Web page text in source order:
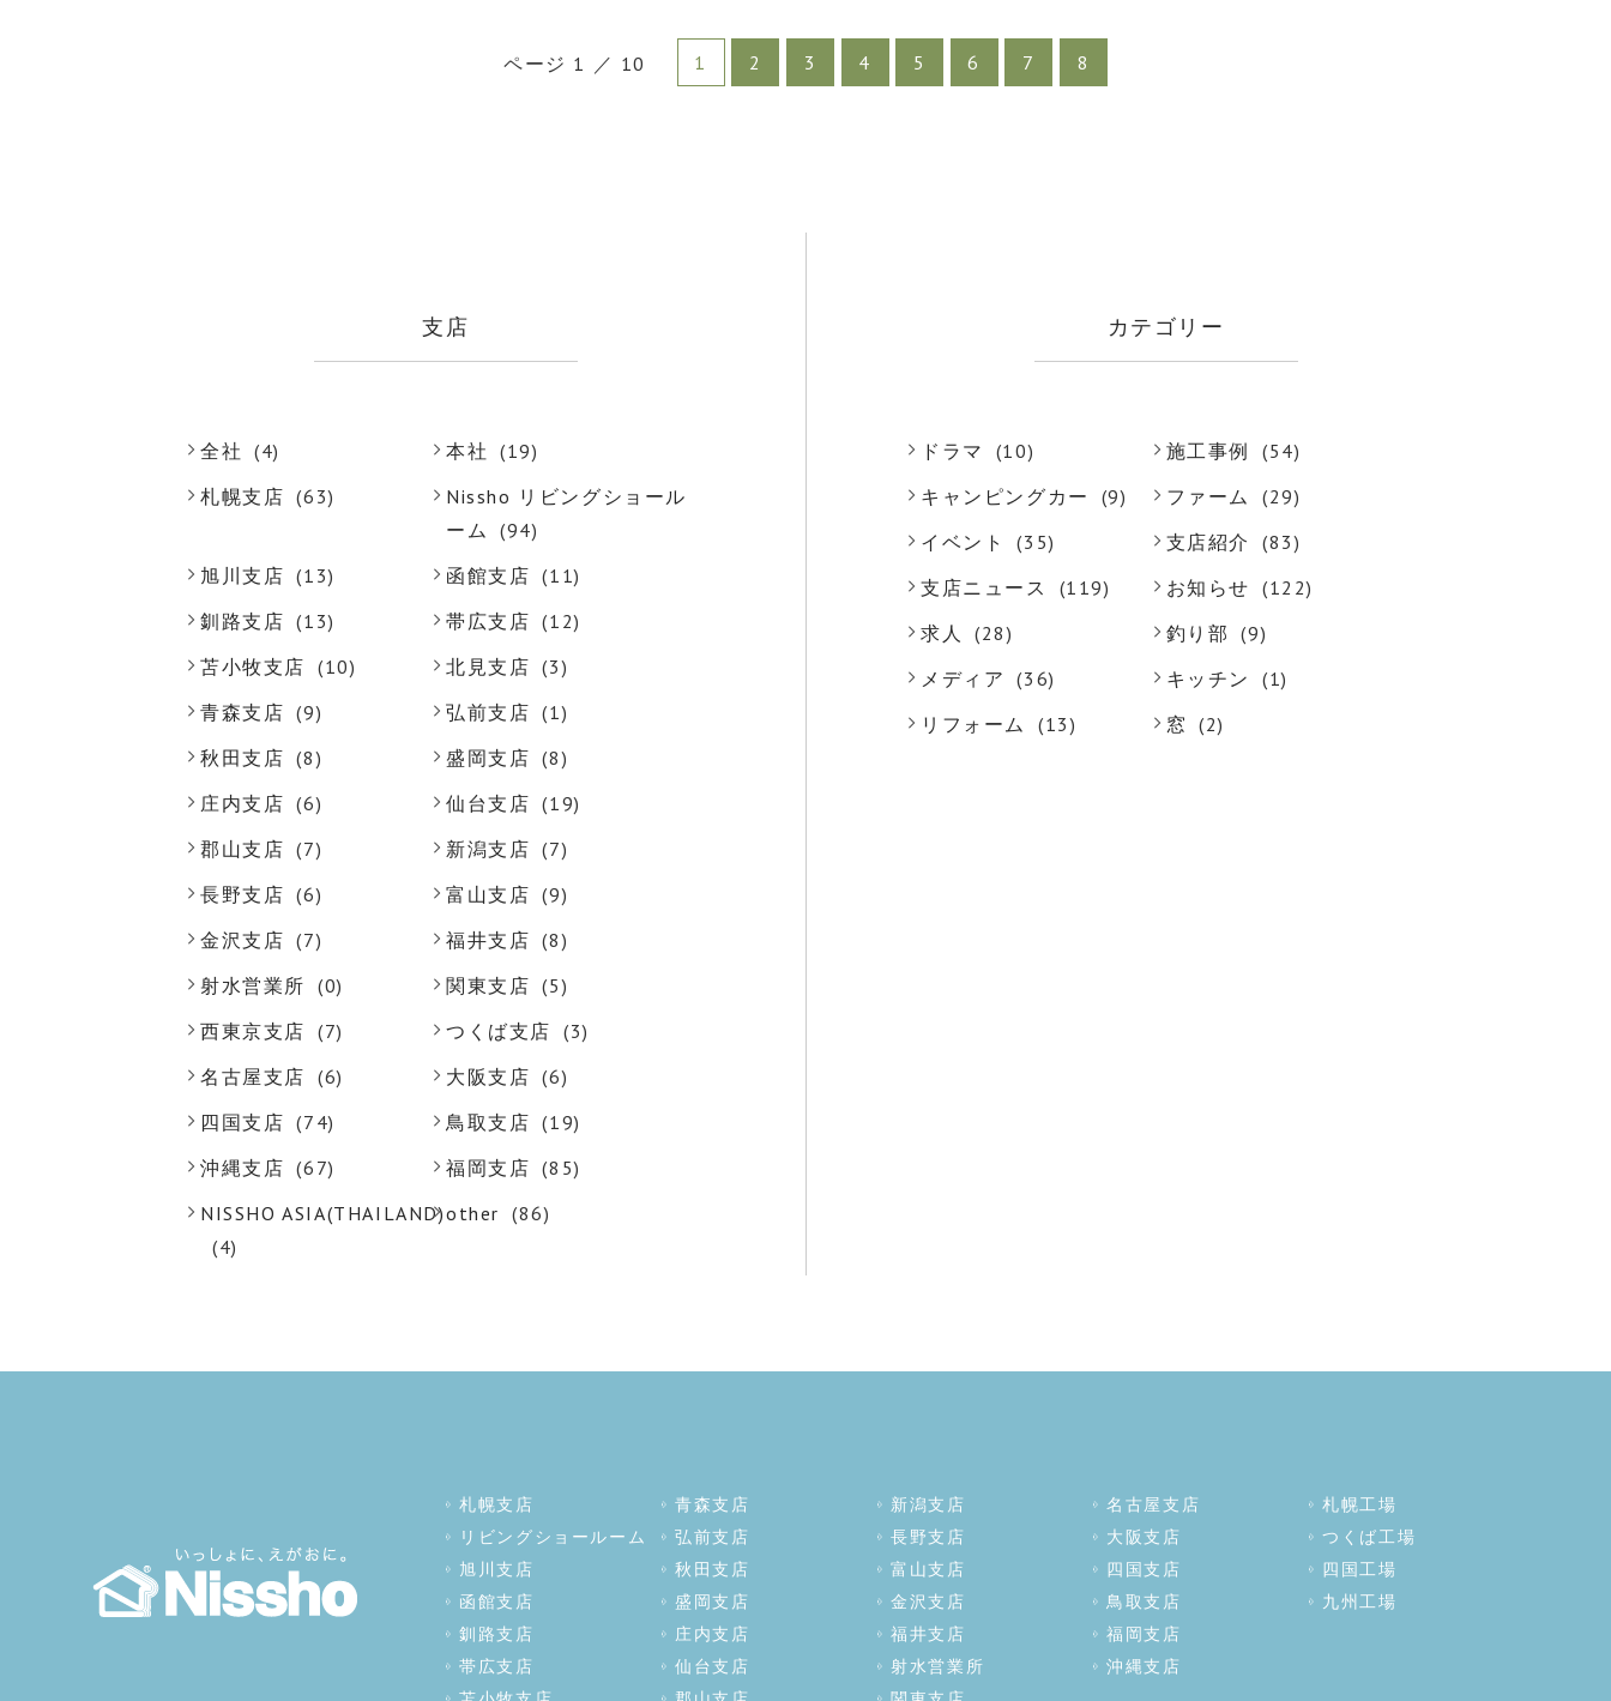
ページ 1 ／ 10 1 2 3 4 5 6 7 8
支店
全社 (4) 本社
(19)
札幌支店 (63)
Nissho リビングショール
ーム
(94)
旭川支店 (13) 函館支店 (11)
釧路支店 (13) 帯広支店 (12)
苫小牧支店 (10) 北見支店 (3)
青森支店 (9) 弘前支店 (1)
秋田支店 (8) 盛岡支店 (8)
庄内支店 (6) 仙台支店 (19)
郡山支店 (7) 新潟支店 (7)
長野支店 (6) 富山支店 (9)
金沢支店 (7) 福井支店 (8)
射水営業所 (0) 関東支店 (5)
西東京支店 (7) つくば支店 (3)
名古屋支店 (6) 大阪支店 (6)
四国支店 (74) 鳥取支店 (19)
沖縄支店 (67) 福岡支店 (85)
NISSHO ASIA(THAILAND)
(4)
other (86)
カテゴリー
ドラマ (10) 施工事例
(54)
キャンピングカー
(9) ファーム
(29)
イベント
(35) 支店紹介
(83)
支店ニュース
(119) お知らせ (122)
求人
(28) 釣り部
(9)
メディア
(36) キッチン
(1)
リフォーム
(13) 窓 (2)
札幌支店
リビングショールーム
旭川支店
函館支店
釧路支店
帯広支店
青森支店
弘前支店
秋田支店
盛岡支店
庄内支店
仙台支店
新潟支店
長野支店
富山支店
金沢支店
福井支店
射水営業所
名古屋支店
大阪支店
四国支店
鳥取支店
福岡支店
沖縄支店
札幌工場
つくば工場
四国工場
九州工場